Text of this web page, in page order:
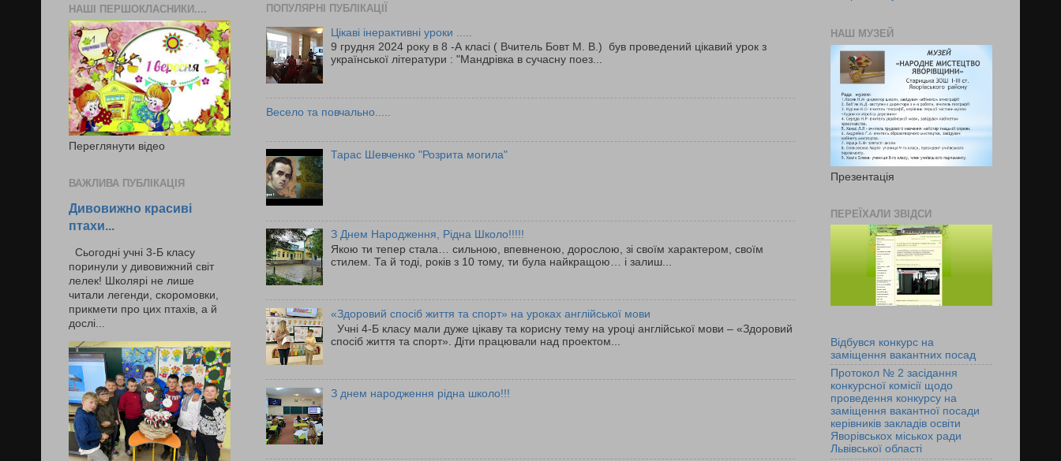
ПОПУЛЯРНІ ПУБЛІКАЦІЇ
Цікаві інерактивні уроки .....
9 грудня 2024 року в 8 -А класі ( Вчитель Бовт М. В.) був проведений цікавий урок з
української літератури : "Мандрівка в сучасну поез...
Весело та повчально.....
Тарас Шевченко "Розрита могила"
З Днем Народження, Рідна Школо!!!!!
Якою ти тепер стала… сильною, впевненою, дорослою, зі своїм характером, своїм
стилем. Та й тоді, років з 10 тому, ти була найкращою… і залиш...
«Здоровий спосіб життя та спорт» на уроках англійської мови
Учні 4-Б класу мали дуже цікаву та корисну тему на уроці англійської мови – «Здоровий
спосіб життя та спорт». Діти працювали над проектом...
З днем народження рідна школо!!!
НАШІ ПЕРШОКЛАСНИКИ....
Переглянути відео
ВАЖЛИВА ПУБЛІКАЦІЯ
Дивовижно красиві
птахи...
Сьогодні учні 3-Б класу
поринули у дивовижний світ
лелек! Школярі не лише
читали легенди, скоромовки,
прикмети про цих птахів, а й
дослі...
НАШ МУЗЕЙ
Презентація
ПЕРЕЇХАЛИ ЗВІДСИ
Відбувся конкурс на
заміщення вакантних посад
Протокол № 2 засідання
конкурсної комісії щодо
проведення конкурсу на
заміщення вакантної посади
керівників закладів освіти
Яворівськох міськох ради
Львівської області